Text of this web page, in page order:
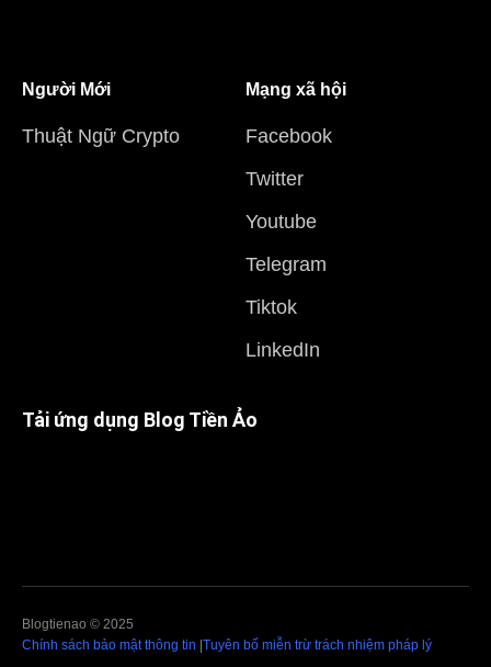
Người Mới
Thuật Ngữ Crypto
Mạng xã hội
Facebook
Twitter
Youtube
Telegram
Tiktok
LinkedIn
Tải ứng dụng Blog Tiền Ảo
Blogtienao © 2025
Chính sách bảo mật thông tin Tuyên bố miễn trừ trách nhiệm pháp lý